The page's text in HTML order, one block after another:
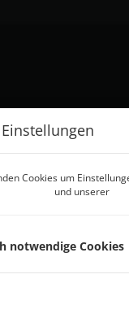
KONTAKT
Cookies um
und unserer
notwendige Cookies